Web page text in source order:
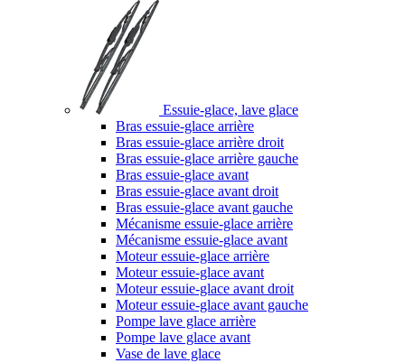
Essuie-glace, lave glace
Bras essuie-glace arrière
Bras essuie-glace arrière droit
Bras essuie-glace arrière gauche
Bras essuie-glace avant
Bras essuie-glace avant droit
Bras essuie-glace avant gauche
Mécanisme essuie-glace arrière
Mécanisme essuie-glace avant
Moteur essuie-glace arrière
Moteur essuie-glace avant
Moteur essuie-glace avant droit
Moteur essuie-glace avant gauche
Pompe lave glace arrière
Pompe lave glace avant
Vase de lave glace